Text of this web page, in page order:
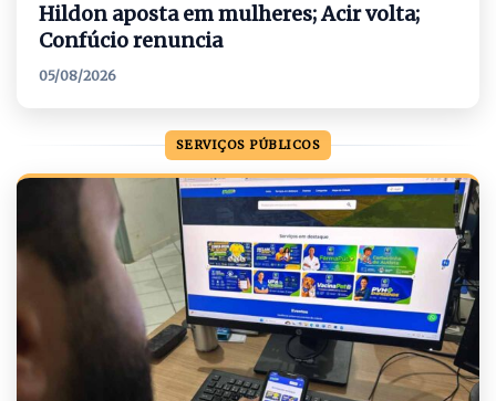
Hildon aposta em mulheres; Acir volta;
Confúcio renuncia
05/08/2026
SERVIÇOS PÚBLICOS